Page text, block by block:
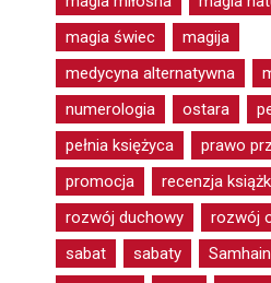
magia świec
magija
medycyna alternatywna
numerologia
ostara
pełnia księżyca
prawo
promocja
recenzja
rozwój duchowy
rozwój
sabat
sabaty Samhain